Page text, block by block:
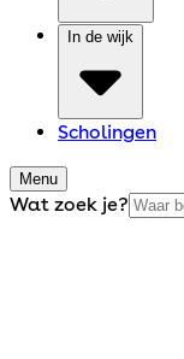
In de wijk
Scholingen
Menu
Wat zoek je?